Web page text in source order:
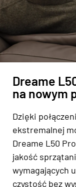
Dreame
na nowym
Dzięki
ekstremalnej
Dreame L50
jakość
wymagających
czystość bez